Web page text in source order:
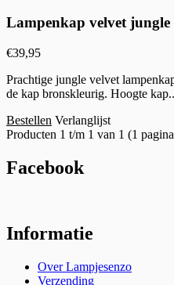
Lampenkap velvet jungle
€39,95
Prachtige jungle velvet
de kap bronskleurig. Hoogte
Bestellen Verlanglijst
Producten 1 t/m 1 van 1 (1
Facebook
Informatie
Over Lampjesenzo
Verzending